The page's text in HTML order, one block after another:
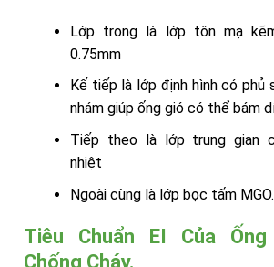
Lớp trong là lớp tôn mạ
0.75mm
Kế tiếp là lớp định hình có
nhám giúp ống gió có thể bám
Tiếp theo là lớp trung gian
nhiệt
Ngoài cùng là lớp bọc tấm MGO.
Tiêu Chuẩn EI Của
Chống Cháy.